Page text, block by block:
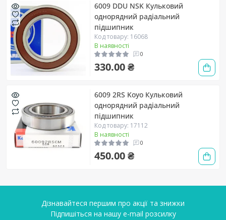
6009 DDU NSK Кульковий
однорядний радіальний
підшипник
Код товару: 16068
В наявності
0
330.00 ₴
6009 2RS Koyo Кульковий
однорядний радіальний
підшипник
Код товару: 17112
В наявності
0
450.00 ₴
Дізнавайтеся першим про акції та знижки
Підпишіться на нашу e-mail розсилку